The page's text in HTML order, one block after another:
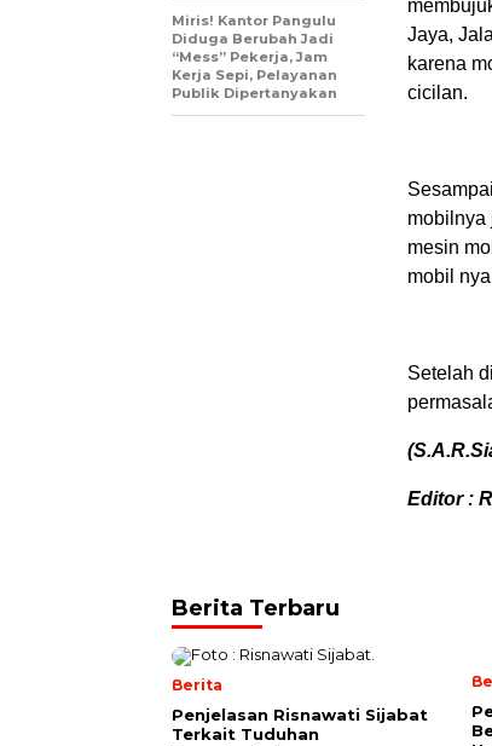
Jaya,
karena
cicilan.
mobilnya
mesin
mobil
Setelah
Editor :
Miris! Kantor Pangulu
Diduga Berubah Jadi
“Mess” Pekerja, Jam
Kerja Sepi, Pelayanan
Publik Dipertanyakan
Berita Terbaru
Berita
Penjelasan Risnawati Sijabat
Terkait Tuduhan